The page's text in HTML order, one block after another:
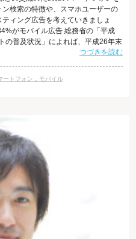
検索の特徴や、スマホユーザーの
ィング広告を考えていきましょ
がモバイル広告 総務省の「平成
普及状況」によれば、平成26年末
％となっています。その内数である
の増加は世界的な傾向で、大手
算時に発表したデータによれば、ス
つづきを読む
ートフォン，モバイル